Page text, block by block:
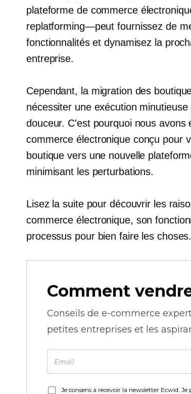
plateforme de commerce
replatforming—peut fournissez de
fonctionnalités et dynamisez la
entreprise.
Cependant, la migration des
nécessiter une exécution
douceur. C'est pourquoi nous
commerce électronique conçu pour
boutique vers une nouvelle
minimisant les perturbations.
Lisez la suite pour découvrir les
commerce électronique, son
processus pour bien faire les choses.
Comment
Conseils de e-commerce
petites entreprises et les
Je consens à recevoir la newsletter Ecwid.